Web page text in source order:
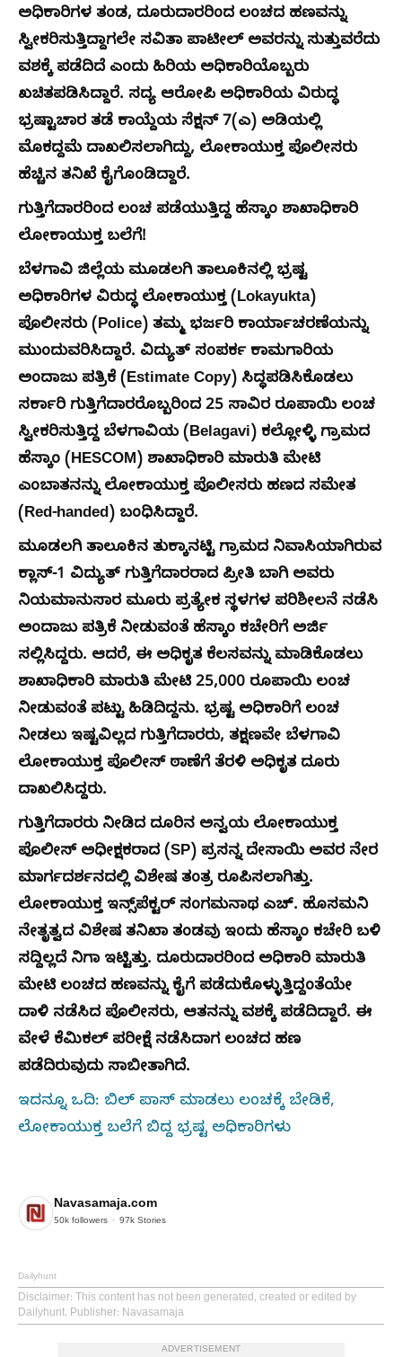
ಅಧಿಕಾರಿಗಳ ತಂಡ, ದೂರುದಾರರಿಂದ ಲಂಚದ ಹಣವನ್ನು
ಸ್ವೀಕರಿಸುತ್ತಿದ್ದಾಗಲೇ ಸವಿತಾ ಪಾಟೀಲ್ ಅವರನ್ನು ಸುತ್ತುವರೆದು
ವಶಕ್ಕೆ ಪಡೆದಿದೆ ಎಂದು ಹಿರಿಯ ಅಧಿಕಾರಿಯೊಬ್ಬರು
ಖಚಿತಪಡಿಸಿದ್ದಾರೆ. ಸದ್ಯ ಆರೋಪಿ ಅಧಿಕಾರಿಯ ವಿರುದ್ಧ
ಭ್ರಷ್ಟಾಚಾರ ತಡೆ ಕಾಯ್ದೆಯ ಸೆಕ್ಷನ್ 7(ಎ) ಅಡಿಯಲ್ಲಿ
ಮೊಕದ್ದಮೆ ದಾಖಲಿಸಲಾಗಿದ್ದು, ಲೋಕಾಯುಕ್ತ ಪೊಲೀಸರು
ಹೆಚ್ಚಿನ ತನಿಖೆ ಕೈಗೊಂಡಿದ್ದಾರೆ.
ಗುತ್ತಿಗೆದಾರರಿಂದ ಲಂಚ ಪಡೆಯುತ್ತಿದ್ದ ಹೆಸ್ಕಾಂ ಶಾಖಾಧಿಕಾರಿ
ಲೋಕಾಯುಕ್ತ ಬಲೆಗೆ!
ಬೆಳಗಾವಿ ಜಿಲ್ಲೆಯ ಮೂಡಲಗಿ ತಾಲೂಕಿನಲ್ಲಿ ಭ್ರಷ್ಟ
ಅಧಿಕಾರಿಗಳ ವಿರುದ್ಧ ಲೋಕಾಯುಕ್ತ (Lokayukta)
ಪೊಲೀಸರು (Police) ತಮ್ಮ ಭರ್ಜರಿ ಕಾರ್ಯಾಚರಣೆಯನ್ನು
ಮುಂದುವರಿಸಿದ್ದಾರೆ. ವಿದ್ಯುತ್ ಸಂಪರ್ಕ ಕಾಮಗಾರಿಯ
ಅಂದಾಜು ಪತ್ರಿಕೆ (Estimate Copy) ಸಿದ್ಧಪಡಿಸಿಕೊಡಲು
ಸರ್ಕಾರಿ ಗುತ್ತಿಗೆದಾರರೊಬ್ಬರಿಂದ 25 ಸಾವಿರ ರೂಪಾಯಿ ಲಂಚ
ಸ್ವೀಕರಿಸುತ್ತಿದ್ದ ಬೆಳಗಾವಿಯ (Belagavi) ಕಲ್ಲೋಳ್ಳಿ ಗ್ರಾಮದ
ಹೆಸ್ಕಾಂ (HESCOM) ಶಾಖಾಧಿಕಾರಿ ಮಾರುತಿ ಮೇಟಿ
ಎಂಬಾತನನ್ನು ಲೋಕಾಯುಕ್ತ ಪೊಲೀಸರು ಹಣದ ಸಮೇತ
(Red-handed) ಬಂಧಿಸಿದ್ದಾರೆ.
ಮೂಡಲಗಿ ತಾಲೂಕಿನ ತುಕ್ಕಾನಟ್ಟಿ ಗ್ರಾಮದ ನಿವಾಸಿಯಾಗಿರುವ
ಕ್ಲಾಸ್-1 ವಿದ್ಯುತ್ ಗುತ್ತಿಗೆದಾರರಾದ ಪ್ರೀತಿ ಬಾಗಿ ಅವರು
ನಿಯಮಾನುಸಾರ ಮೂರು ಪ್ರತ್ಯೇಕ ಸ್ಥಳಗಳ ಪರಿಶೀಲನೆ ನಡೆಸಿ
ಅಂದಾಜು ಪತ್ರಿಕೆ ನೀಡುವಂತೆ ಹೆಸ್ಕಾಂ ಕಚೇರಿಗೆ ಅರ್ಜಿ
ಸಲ್ಲಿಸಿದ್ದರು. ಆದರೆ, ಈ ಅಧಿಕೃತ ಕೆಲಸವನ್ನು ಮಾಡಿಕೊಡಲು
ಶಾಖಾಧಿಕಾರಿ ಮಾರುತಿ ಮೇಟಿ 25,000 ರೂಪಾಯಿ ಲಂಚ
ನೀಡುವಂತೆ ಪಟ್ಟು ಹಿಡಿದಿದ್ದನು. ಭ್ರಷ್ಟ ಅಧಿಕಾರಿಗೆ ಲಂಚ
ನೀಡಲು ಇಷ್ಟವಿಲ್ಲದ ಗುತ್ತಿಗೆದಾರರು, ತಕ್ಷಣವೇ ಬೆಳಗಾವಿ
ಲೋಕಾಯುಕ್ತ ಪೊಲೀಸ್ ಠಾಣೆಗೆ ತೆರಳಿ ಅಧಿಕೃತ ದೂರು
ದಾಖಲಿಸಿದ್ದರು.
ಗುತ್ತಿಗೆದಾರರು ನೀಡಿದ ದೂರಿನ ಅನ್ವಯ ಲೋಕಾಯುಕ್ತ
ಪೊಲೀಸ್ ಅಧೀಕ್ಷಕರಾದ (SP) ಪ್ರಸನ್ನ ದೇಸಾಯಿ ಅವರ ನೇರ
ಮಾರ್ಗದರ್ಶನದಲ್ಲಿ ವಿಶೇಷ ತಂತ್ರ ರೂಪಿಸಲಾಗಿತ್ತು.
ಲೋಕಾಯುಕ್ತ ಇನ್ಸ್‌ಪೆಕ್ಟರ್ ಸಂಗಮನಾಥ ಎಚ್. ಹೊಸಮನಿ
ನೇತೃತ್ವದ ವಿಶೇಷ ತನಿಖಾ ತಂಡವು ಇಂದು ಹೆಸ್ಕಾಂ ಕಚೇರಿ ಬಳಿ
ಸದ್ದಿಲ್ಲದೆ ನಿಗಾ ಇಟ್ಟಿತ್ತು. ದೂರುದಾರರಿಂದ ಅಧಿಕಾರಿ ಮಾರುತಿ
ಮೇಟಿ ಲಂಚದ ಹಣವನ್ನು ಕೈಗೆ ಪಡೆದುಕೊಳ್ಳುತ್ತಿದ್ದಂತೆಯೇ
ದಾಳಿ ನಡೆಸಿದ ಪೊಲೀಸರು, ಆತನನ್ನು ವಶಕ್ಕೆ ಪಡೆದಿದ್ದಾರೆ. ಈ
ವೇಳೆ ಕೆಮಿಕಲ್ ಪರೀಕ್ಷೆ ನಡೆಸಿದಾಗ ಲಂಚದ ಹಣ
ಪಡೆದಿರುವುದು ಸಾಬೀತಾಗಿದೆ.
ಇದನ್ನೂ ಒದಿ: ಬಿಲ್‌ ಪಾಸ್‌ ಮಾಡಲು ಲಂಚಕ್ಕೆ ಬೇಡಿಕೆ,
ಲೋಕಾಯುಕ್ತ ಬಲೆಗೆ ಬಿದ್ದ ಭ್ರಷ್ಟ ಅಧಿಕಾರಿಗಳು
Navasamaja.com
50k followers 97k Stories
Dailyhunt
Disclaimer: This content has not been generated, created or edited by
Dailyhunt. Publisher: Navasamaja
ADVERTISEMENT